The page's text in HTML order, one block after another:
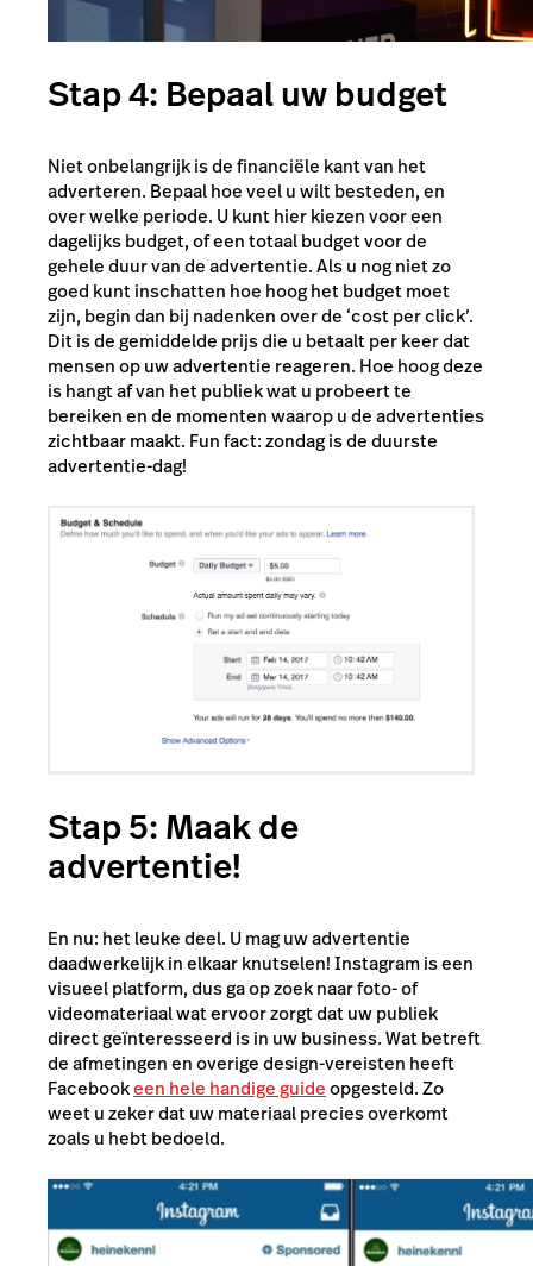
Stap 4: Bepaal uw budget
Niet onbelangrijk is de financiële kant van het
adverteren. Bepaal hoe veel u wilt besteden, en
over welke periode. U kunt hier kiezen voor een
dagelijks budget, of een totaal budget voor de
gehele duur van de advertentie. Als u nog niet zo
goed kunt inschatten hoe hoog het budget moet
zijn, begin dan bij nadenken over de ‘cost per click’.
Dit is de gemiddelde prijs die u betaalt per keer dat
mensen op uw advertentie reageren. Hoe hoog deze
is hangt af van het publiek wat u probeert te
bereiken en de momenten waarop u de advertenties
zichtbaar maakt. Fun fact: zondag is de duurste
advertentie-dag!
Stap 5: Maak de
advertentie!
En nu: het leuke deel. U mag uw advertentie
daadwerkelijk in elkaar knutselen! Instagram is een
visueel platform, dus ga op zoek naar foto- of
videomateriaal wat ervoor zorgt dat uw publiek
direct geïnteresseerd is in uw business. Wat betreft
de afmetingen en overige design-vereisten heeft
Facebookeen hele handige guideopgesteld. Zo
weet u zeker dat uw materiaal precies overkomt
zoals u hebt bedoeld.